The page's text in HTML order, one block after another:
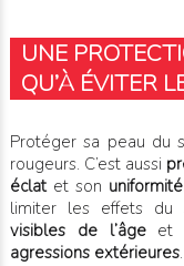
UNE
QU’À ÉVITER
Protéger sa peau du
rougeurs. C’est aussi
éclatet son uniformité
limiter les effets du
visibles de l’âgeet
agressions extérieures.